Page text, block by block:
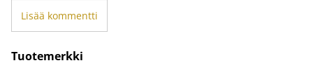
Lisää kommentti
Tuotemerkki